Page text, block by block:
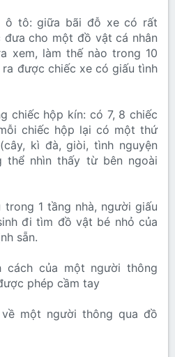
ô tô: giữa bãi đỗ xe có rất
đưa cho một đồ vật cá nhân
xem, làm thế nào trong 10
được chiếc xe có giấu tình
chiếc hộp kín: có 7, 8 chiếc
chiếc hộp lại có một thứ
kì đà, giòi, tình nguyện
thể nhìn thấy từ bên ngoài
1 tầng nhà, người giấu
đi tìm đồ vật bé nhỏ của
sẵn.
cách của một người thông
phép cầm tay
một người thông qua đồ